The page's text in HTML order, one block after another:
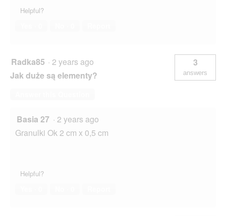
Helpful?
Radka85 · 2 years ago
Jak duże są elementy?
3
answers
Basia 27 · 2 years ago
Granulki Ok 2 cm x 0,5 cm
Helpful?